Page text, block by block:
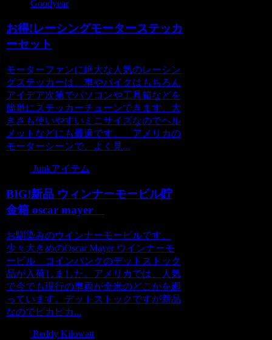
Goodyear
お得!レーシングモーターステッカ
ーセット
モーターファンに絶大な人気のレーシン
グステッカーは、車やバイクはもちろん
アイデア次第でパソコンや工具箱などを
簡単にステッカーチューンできます。大
きさも使いやすいミニサイズなのでヘル
メットなどにも最適です。 アメリカの
モーターシーンで、よく見...
Junkアイテム
BIG!新品 ウィンナーモービル貯
金箱 oscar mayer
お馴染みのウインナーモービルです。
少々大きめのOscar Mayer ウインナーモ
ービル コインバンクのデットストック
品が入荷しました。アメリカでは、人気
で今でも現行の車両が全米のどこかを廻
っています。デットストックですが新品
なのでピカピカ...
Reddy Kilowatt